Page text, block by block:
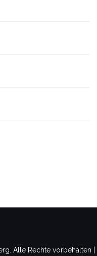
Alle Rechte vorbehalten |